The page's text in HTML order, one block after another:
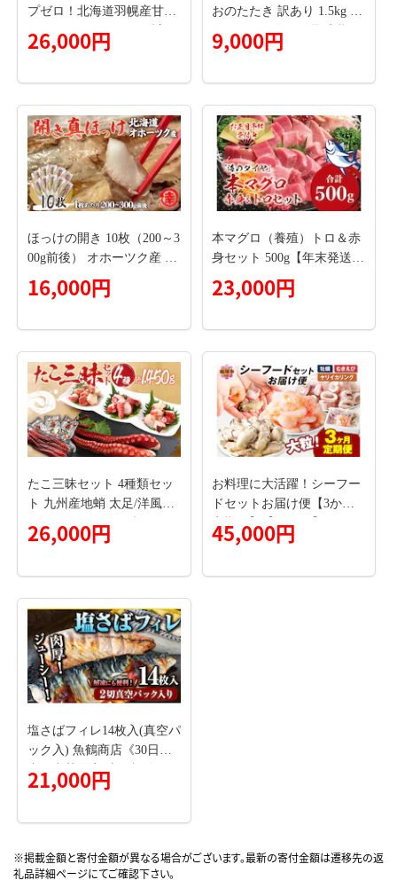
プゼロ！北海道羽幌産甘え
び・ぼたんえびセット計1k
g【0311701】
26,000円
おのたたき 訳あり 1.5kg ～
2.5kg タレ付き 単品 定期便
かつお 鰹 かつおたたき 藁
刺し身 さしみ 海鮮 わら焼
き 冷凍 小分け 高知 個包装
おつまみ おかず 晩ごはん
惣菜 ふるさと納税 返礼品
高知県 高知 刺身 海鮮丼 80
00円 わけあり
9,000円
ほっけの開き 10枚（200～3
00g前後） オホーツク産 真
ほっけ SRMA026
16,000円
本マグロ（養殖）トロ＆赤
身セット 500g【年末発送！
お正月に（12/25～12/29発
送）】 / 中トロ 中とろ ま
正月【nks110D-sg】
23,000円
たこ三昧セット 4種類セッ
ト 九州産地蛸 太足/洋風た
このバジルオイル漬け/たこ
のペペロンチーノ仕立て/梅
ず おつまみ 送料無料
26,000円
お料理に大活躍！シーフー
ドセットお届け便【3か月
定期便】【D5-034】
45,000円
塩さばフィレ14枚入(真空パ
ック入) 魚鶴商店《30日以
内に出荷予定(土日祝除
く)》 和歌山県 日高町 さば
21,000円